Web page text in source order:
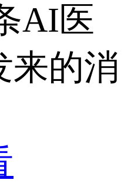
AI医
来的消